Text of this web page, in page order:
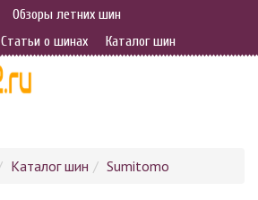
Обзоры летних шин
Статьи о шинах Каталог шин
Каталог шин Sumitomo